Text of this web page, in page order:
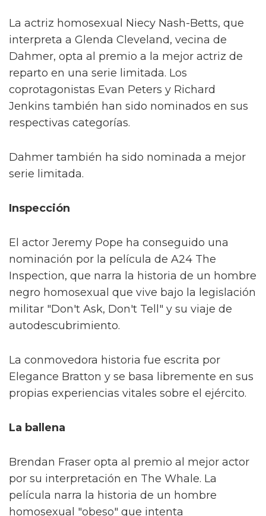
La actriz homosexual Niecy Nash-Betts, que
interpreta a Glenda Cleveland, vecina de
Dahmer, opta al premio a la mejor actriz de
reparto en una serie limitada. Los
coprotagonistas Evan Peters y Richard
Jenkins también han sido nominados en sus
respectivas categorías.
Dahmer también ha sido nominada a mejor
serie limitada.
Inspección
El actor Jeremy Pope ha conseguido una
nominación por la película de A24 The
Inspection, que narra la historia de un hombre
negro homosexual que vive bajo la legislación
militar "Don't Ask, Don't Tell" y su viaje de
autodescubrimiento.
La conmovedora historia fue escrita por
Elegance Bratton y se basa libremente en sus
propias experiencias vitales sobre el ejército.
La ballena
Brendan Fraser opta al premio al mejor actor
por su interpretación en The Whale. La
película narra la historia de un hombre
homosexual "obeso" que intenta